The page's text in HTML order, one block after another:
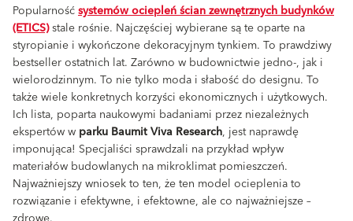
Popularnośćsystemów ociepleń ścian zewnętrznych budynków
(ETICS)stale rośnie. Najczęściej wybierane są te oparte na
styropianie i wykończone dekoracyjnym tynkiem. To prawdziwy
bestseller ostatnich lat. Zarówno w budownictwie jedno-, jak i
wielorodzinnym. To nie tylko moda i słabość do designu. To
także wiele konkretnych korzyści ekonomicznych i użytkowych.
Ich lista, poparta naukowymi badaniami przez niezależnych
ekspertów w parku Baumit Viva Research, jest naprawdę
imponująca! Specjaliści sprawdzali na przykład wpływ
materiałów budowlanych na mikroklimat pomieszczeń.
Najważniejszy wniosek to ten, że ten model ocieplenia to
rozwiązanie i efektywne, i efektowne, ale co najważniejsze –